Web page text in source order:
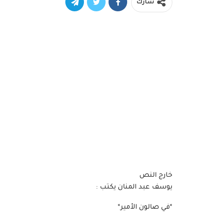
شارك
خارج النص
يوسف عبد المنان يكتب :
*في صالون الأمير*